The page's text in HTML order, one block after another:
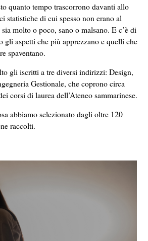
quanto tempo trascorrono davanti allo
statistiche di cui spesso non erano al
molto o poco, sano o malsano. E c’è di
gli aspetti che più apprezzano e quelli che
spaventano.
gli iscritti a tre diversi indirizzi: Design,
Gestionale, che coprono circa
corsi di laurea dell’Ateneo sammarinese.
abbiamo selezionato dagli oltre 120
raccolti.